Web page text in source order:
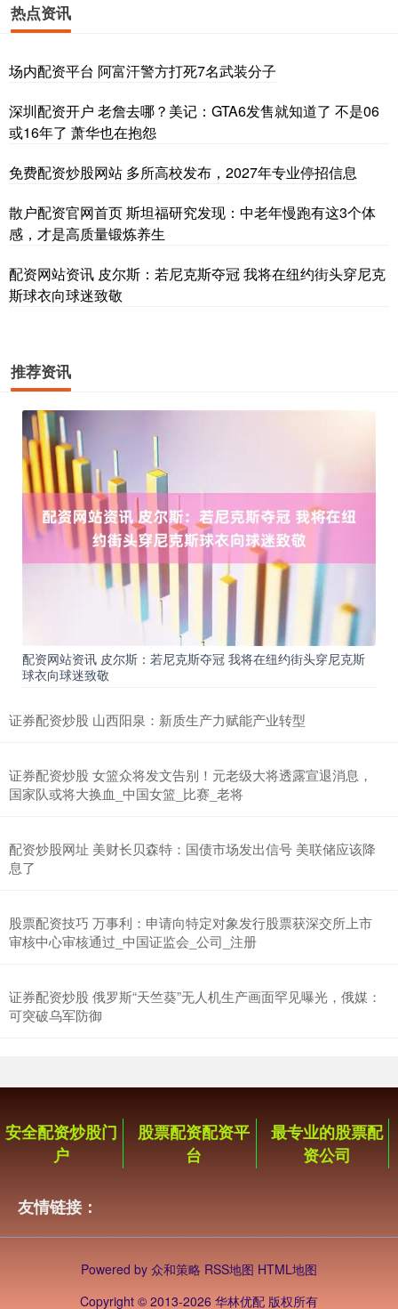
热点资讯
场内配资平台 阿富汗警方打死7名武装分子
深圳配资开户 老詹去哪？美记：GTA6发售就知道了 不是06
或16年了 萧华也在抱怨
免费配资炒股网站 多所高校发布，2027年专业停招信息
散户配资官网首页 斯坦福研究发现：中老年慢跑有这3个体
感，才是高质量锻炼养生
配资网站资讯 皮尔斯：若尼克斯夺冠 我将在纽约街头穿尼克
斯球衣向球迷致敬
推荐资讯
配资网站资讯 皮尔斯：若尼克斯夺冠 我将在纽约街头穿尼克斯
球衣向球迷致敬
证券配资炒股 山西阳泉：新质生产力赋能产业转型
证券配资炒股 女篮众将发文告别！元老级大将透露宣退消息，
国家队或将大换血_中国女篮_比赛_老将
配资炒股网址 美财长贝森特：国债市场发出信号 美联储应该降
息了
股票配资技巧 万事利：申请向特定对象发行股票获深交所上市
审核中心审核通过_中国证监会_公司_注册
证券配资炒股 俄罗斯“天竺葵”无人机生产画面罕见曝光，俄媒：
可突破乌军防御
安全配资炒股门
户
股票配资配资平
台
最专业的股票配
资公司
友情链接：
Powered by 众和策略 RSS地图 HTML地图
Copyright © 2013-2026 华林优配 版权所有